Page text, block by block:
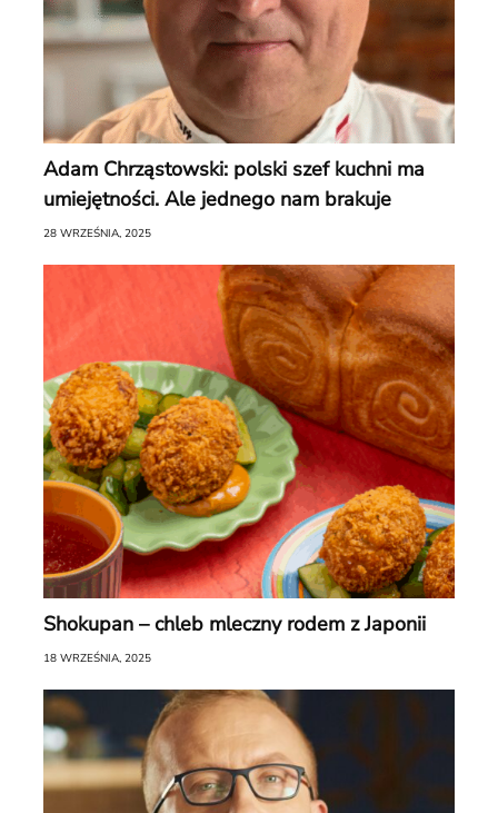
Adam Chrząstowski: polski szef kuchni ma
umiejętności. Ale jednego nam brakuje
28 WRZEŚNIA, 2025
Shokupan – chleb mleczny rodem z Japonii
18 WRZEŚNIA, 2025